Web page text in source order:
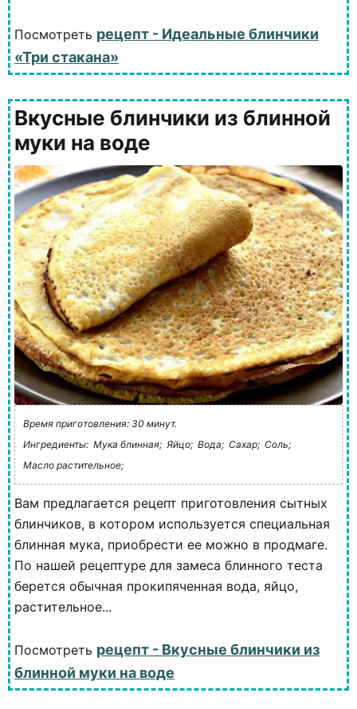
Посмотреть рецепт - Идеальные блинчики
«Три стакана»
Вкусные блинчики из блинной
муки на воде
Время приготовления: 30 минут.
Ингредиенты: Мука блинная; Яйцо; Вода; Сахар; Соль;
Масло растительное;
Вам предлагается рецепт приготовления сытных
блинчиков, в котором используется специальная
блинная мука, приобрести ее можно в продмаге.
По нашей рецептуре для замеса блинного теста
берется обычная прокипяченная вода, яйцо,
растительное...
Посмотреть рецепт - Вкусные блинчики из
блинной муки на воде